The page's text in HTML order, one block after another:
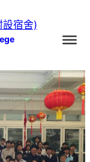
設宿舍)